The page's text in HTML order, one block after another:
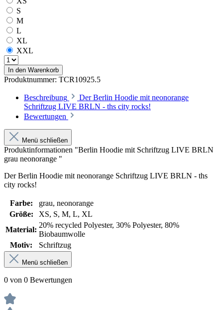
S
M
L
XL
XXL
In den Warenkorb
Produktnummer: TCR10925.5
Beschreibung
Der Berlin Hoodie mit neonorange
Schriftzug LIVE BRLN - ths city rocks!
Bewertungen
Menü schließen
Produktinformationen "Berlin Hoodie mit Schriftzug LIVE BRLN
grau neonorange "
Der Berlin Hoodie mit neonorange Schriftzug LIVE BRLN - ths
city rocks!
Farbe: grau, neonorange
Größe:
XS, S, M, L, XL
Material:
20% recycled Polyester, 30% Polyester, 80%
Biobaumwolle
Motiv:
Schriftzug
Menü schließen
0 von 0 Bewertungen